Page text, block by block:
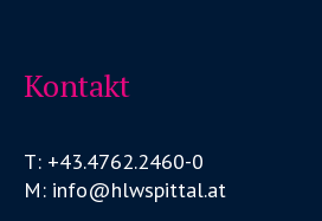
Kontakt
T: +43.4762.2460-0
M: info@hlwspittal.at